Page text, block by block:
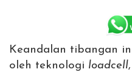
Keandalan tibangan
oleh teknologi loadcell